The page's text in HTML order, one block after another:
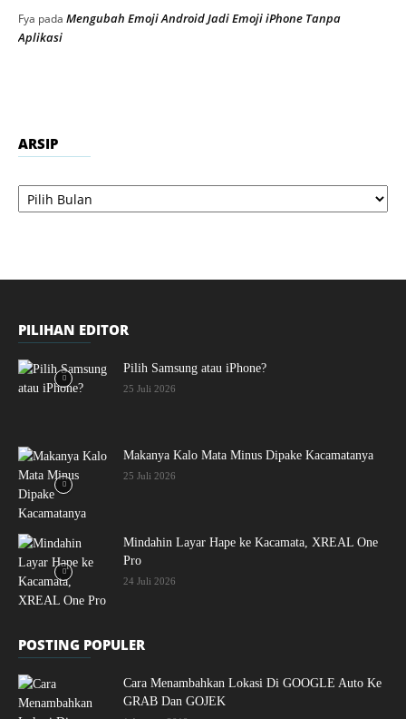
Fya pada Mengubah Emoji Android Jadi Emoji iPhone Tanpa
Aplikasi
ARSIP
Arsip
PILIHAN EDITOR
Pilih Samsung atau iPhone?
25 Juli 2026
Makanya Kalo Mata Minus Dipake Kacamatanya
25 Juli 2026
Mindahin Layar Hape ke Kacamata, XREAL One
Pro
24 Juli 2026
POSTING POPULER
Cara Menambahkan Lokasi Di GOOGLE Auto Ke
GRAB Dan GOJEK